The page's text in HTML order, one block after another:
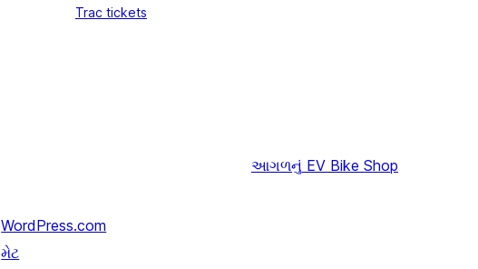
Trac tickets
આગળનું EV Bike Shop
WordPress.com
મેટ